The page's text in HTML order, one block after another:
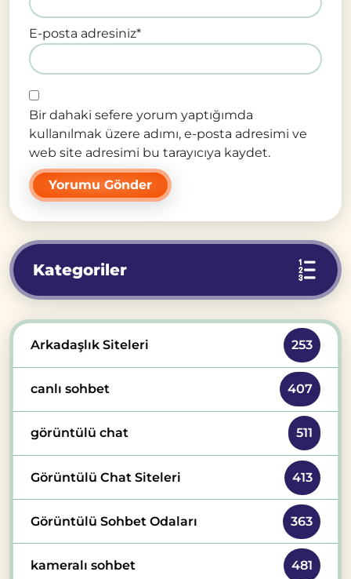
E-posta adresiniz*
Bir dahaki sefere yorum yaptığımda
kullanılmak üzere adımı, e-posta adresimi ve
web site adresimi bu tarayıcıya kaydet.
Kategoriler
Arkadaşlık Siteleri 253
canlı sohbet 407
görüntülü chat 511
Görüntülü Chat Siteleri 413
Görüntülü Sohbet Odaları 363
kameralı sohbet 481